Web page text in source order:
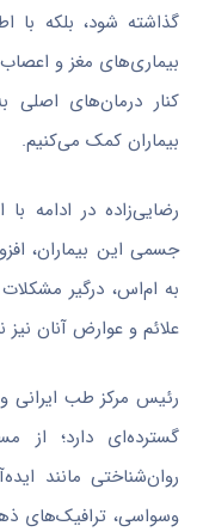
گذاشته شود، بلکه با
بیماری‌های مغز و
کنار درمان‌های
بیماران کمک می‌کنیم.
رضایی‌زاده در ادامه
جسمی این بیماران،
به ام‌اس، درگیر
علائم و عوارض آنان
رئیس مرکز طب ایرانی
گسترده‌ای دارد؛ از
روان‌شناختی مانند
وسواسی، ترافیک‌های